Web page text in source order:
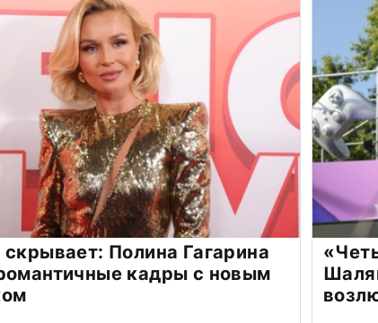
Полина Гагарина
кадры с новым